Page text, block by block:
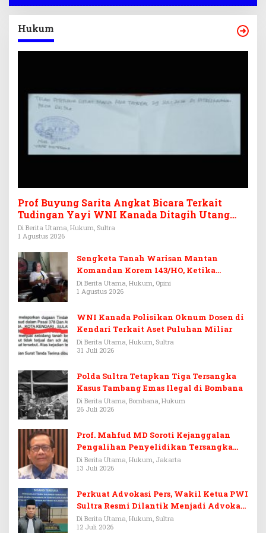
Hukum
Prof Buyung Sarita Angkat Bicara Terkait
Tudingan Yayi WNI Kanada Ditagih Utang
Rp3,6 Miliar
Di Berita Utama, Hukum, Sultra
1 Agustus 2026
Sengketa Tanah Warisan Mantan
Komandan Korem 143/HO, Ketika
Warisan Menjadi Arena Pemerasan
Di Berita Utama, Hukum, Opini
1 Agustus 2026
WNI Kanada Polisikan Oknum Dosen di
Kendari Terkait Aset Puluhan Miliar
Di Berita Utama, Hukum, Sultra
31 Juli 2026
Polda Sultra Tetapkan Tiga Tersangka
Kasus Tambang Emas Ilegal di Bombana
Di Berita Utama, Bombana, Hukum
26 Juli 2026
Prof. Mahfud MD Soroti Kejanggalan
Pengalihan Penyelidikan Tersangka
Febrie Adriansyah
Di Berita Utama, Hukum, Jakarta
13 Juli 2026
Perkuat Advokasi Pers, Wakil Ketua PWI
Sultra Resmi Dilantik Menjadi Advokat
PERADI
Di Berita Utama, Hukum, Sultra
12 Juli 2026